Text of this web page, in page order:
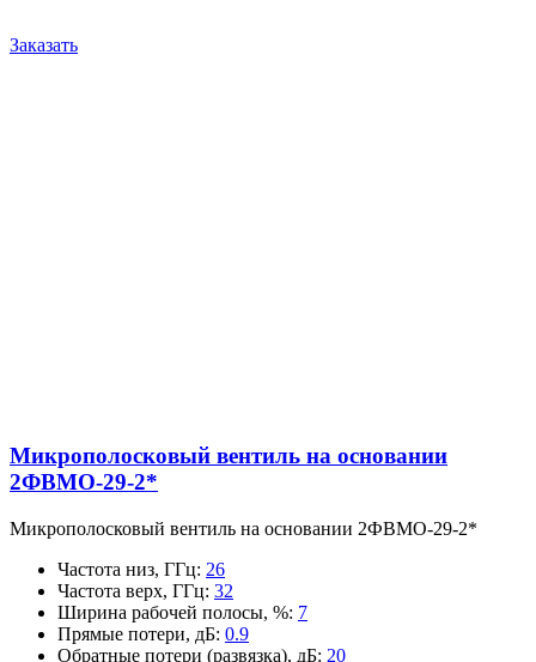
Заказать
Микрополосковый вентиль на основании
2ФВМO-29-2*
Микрополосковый вентиль на основании 2ФВМO-29-2*
Частота низ, ГГц: 26
Частота верх, ГГц: 32
Ширина рабочей полосы, %: 7
Прямые потери, дБ: 0.9
Обратные потери (развязка), дБ: 20